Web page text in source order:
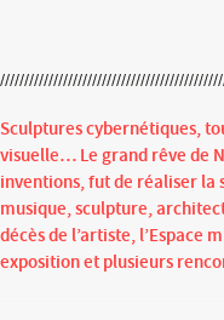
Sculptures cybernétiques,
visuelle… Le grand rêve de
inventions, fut de réaliser la
musique, sculpture,
décès de l’artiste, l’Espace
exposition et plusieurs